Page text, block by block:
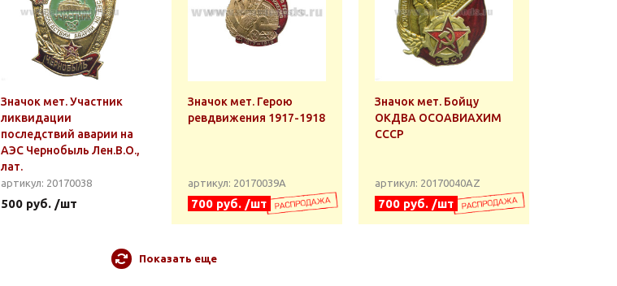
Значок мет. Участник
ликвидации
последствий аварии на
АЭС Чернобыль Лен.В.О.,
лат.
артикул: 20170038
500 руб. /шт
Значок мет. Герою
ревдвижения 1917-1918
артикул: 20170039А
700 руб. /шт
Значок мет. Бойцу
ОКДВА ОСОАВИАХИМ
СССР
артикул: 20170040АZ
700 руб. /шт
Показать еще